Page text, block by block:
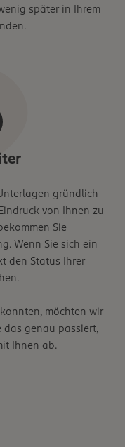
später in Ihrem
gründlich
von Ihnen zu
Sie
Wenn Sie sich ein
den Status Ihrer
möchten wir
das genau passiert,
Ihnen ab.